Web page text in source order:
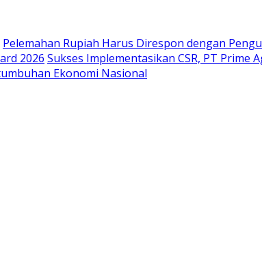
Pelemahan Rupiah Harus Direspon dengan
2026 Sukses Implementasikan CSR, PT Prime
Ekonomi Nasional